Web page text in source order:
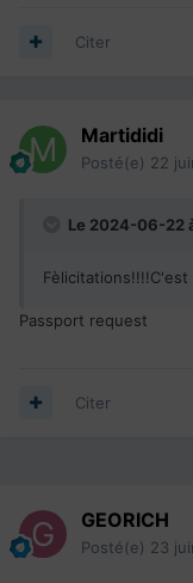
Citer
Martididi
Posté(e) 22
Le 2024-06-22
Fèlicitations!!!!C'est
Passport request
Citer
GEORICH
Posté(e) 23